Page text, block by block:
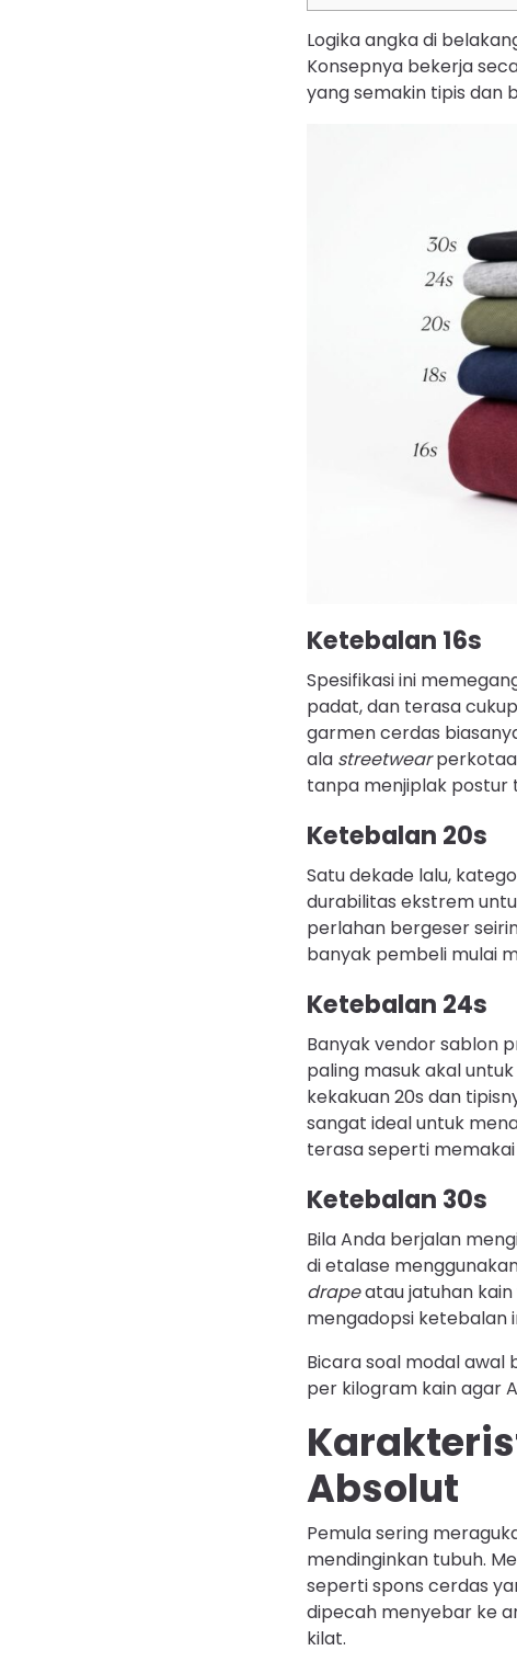
Logika angka di
Konsepnya bekerja
yang semakin tipis dan
Ketebalan 16s
Spesifikasi ini
padat, dan terasa
garmen cerdas
ala streetwear
tanpa menjiplak postur
Ketebalan 20s
Satu dekade lalu,
durabilitas ekstrem
perlahan bergeser
banyak pembeli mulai
Ketebalan 24s
Banyak vendor sablon
paling masuk akal
kekakuan 20s dan
sangat ideal untuk
terasa seperti
Ketebalan 30s
Bila Anda berjalan
di etalase
drapeatau jatuhan kain
mengadopsi ketebalan
Bicara soal modal awal
per kilogram kain agar
Absolut
Pemula sering
mendinginkan tubuh.
seperti spons cerdas
dipecah menyebar ke
kilat.